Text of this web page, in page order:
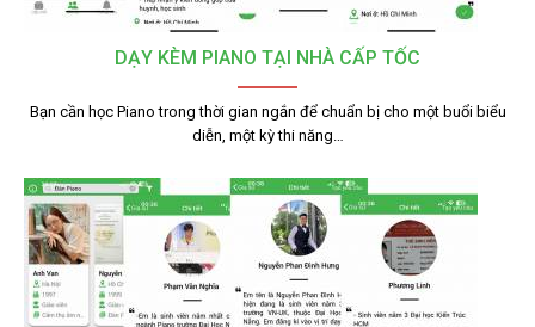
DẠY KÈM PIANO TẠI NHÀ CẤP TỐC
Bạn cần học Piano trong thời gian ngắn để chuẩn bị cho một buổi biểu
diễn, một kỳ thi năng…